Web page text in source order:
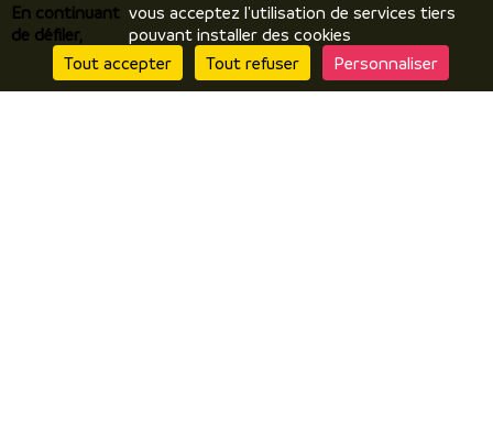
Le territoire
Incontournables / temps forts
Ils vous racontent / expériences
En continuant
de défiler,
vous acceptez l'utilisation de services tiers
pouvant installer des cookies
Tout accepter
Tout refuser Personnaliser